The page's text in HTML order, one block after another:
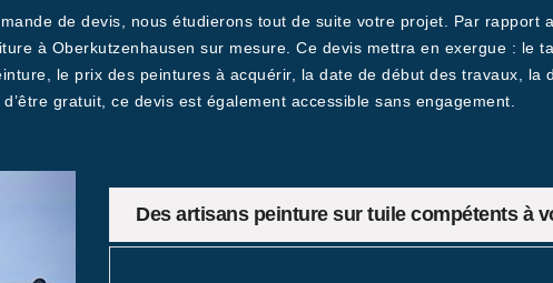
de devis, nous étudierons tout de suite votre projet. Par rapport
à Oberkutzenhausen sur mesure. Ce devis mettra en exergue : le
le prix des peintures à acquérir, la date de début des travaux, la
gratuit, ce devis est également accessible sans engagement.
Des artisans peinture sur tuile compétents à